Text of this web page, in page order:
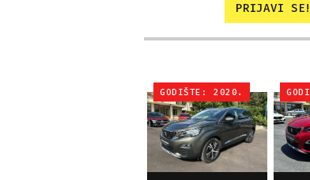
PRIJAVI SE!
GODIŠTE: 2020.